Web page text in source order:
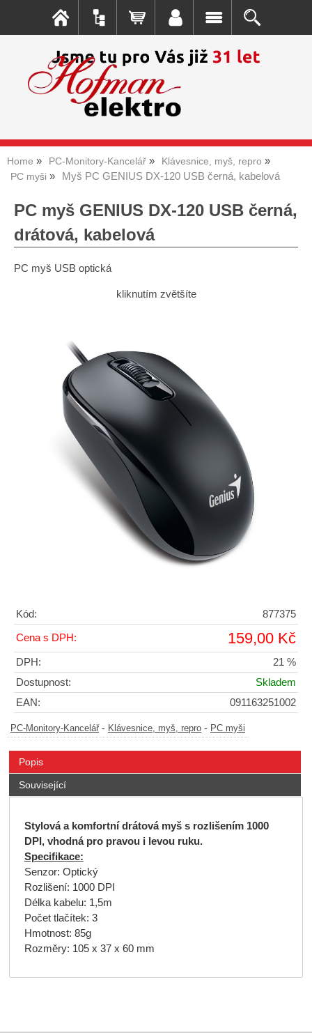
Home PC-Monitory-Kancelář
Klávesnice, myš, repro
PC myši
Myš PC GENIUS DX-120 USB černá, kabelová
PC myš GENIUS DX-120 USB černá,
drátová, kabelová
PC myš USB optická
kliknutím zvětšíte
Kód: 877375
Cena s DPH: 159,00 Kč
DPH:
21 %
Dostupnost:
Skladem
EAN:
091163251002
PC-Monitory-Kancelář- Klávesnice, myš, repro - PC myši
Popis
Související
Stylová a komfortní drátová myš s rozlišením 1000
DPI, vhodná pro pravou i levou ruku.
Specifikace:
Senzor: Optický
Rozlišení: 1000 DPI
Délka kabelu: 1,5m
Počet tlačítek: 3
Hmotnost: 85g
Rozměry: 105 x 37 x 60 mm